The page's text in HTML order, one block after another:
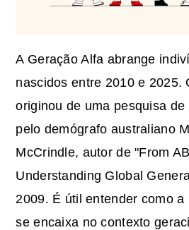
A Geração Alfa abrange
nascidos entre 2010 e 2025.
originou de uma pesquisa de
pelo demógrafo australiano
McCrindle, autor de "From
Understanding Global
2009. É útil entender como a
se encaixa no contexto